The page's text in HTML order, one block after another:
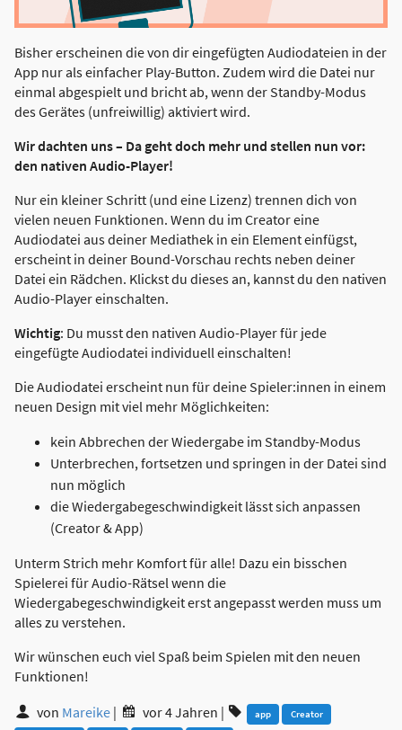
Bisher erscheinen die von dir eingefügten Audiodateien in der
App nur als einfacher Play-Button. Zudem wird die Datei nur
einmal abgespielt und bricht ab, wenn der Standby-Modus
des Gerätes (unfreiwillig) aktiviert wird.
Wir dachten uns – Da geht doch mehr und stellen nun vor:
den nativen Audio-Player!
Nur ein kleiner Schritt (und eine Lizenz) trennen dich von
vielen neuen Funktionen. Wenn du im Creator eine
Audiodatei aus deiner Mediathek in ein Element einfügst,
erscheint in deiner Bound-Vorschau rechts neben deiner
Datei ein Rädchen. Klickst du dieses an, kannst du den nativen
Audio-Player einschalten.
Wichtig: Du musst den nativen Audio-Player für jede
eingefügte Audiodatei individuell einschalten!
Die Audiodatei erscheint nun für deine Spieler:innen in einem
neuen Design mit viel mehr Möglichkeiten:
kein Abbrechen der Wiedergabe im Standby-Modus
Unterbrechen, fortsetzen und springen in der Datei sind
nun möglich
die Wiedergabegeschwindigkeit lässt sich anpassen
(Creator & App)
Unterm Strich mehr Komfort für alle! Dazu ein bisschen
Spielerei für Audio-Rätsel wenn die
Wiedergabegeschwindigkeit erst angepasst werden muss um
alles zu verstehen.
Wir wünschen euch viel Spaß beim Spielen mit den neuen
Funktionen!
von Mareike | vor 4 Jahren | app
Creator